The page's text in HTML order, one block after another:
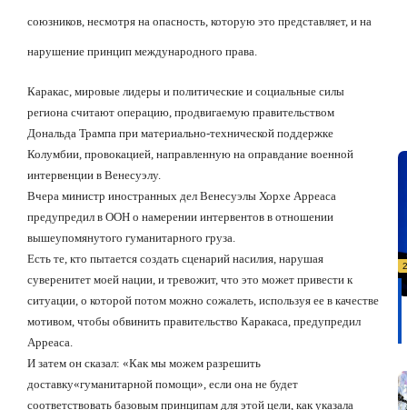
союзников, несмотря на опасность, которую это представляет, и на
нарушение принцип международного права.
Каракас, мировые лидеры и политические и социальные силы
региона считают операцию, продвигаемую правительством
Дональда Трампа при материально-технической поддержке
Колумбии, провокацией, направленную на оправдание военной
интервенции в Венесуэлу.
Вчера министр иностранных дел Венесуэлы Хорхе Арреаса
предупредил в ООН о намерении интервентов в отношении
вышеупомянутого гуманитарного груза.
Есть те, кто пытается создать сценарий насилия, нарушая
суверенитет моей нации, и тревожит, что это может привести к
ситуации, о которой потом можно сожалеть, используя ее в качестве
мотивом, чтобы обвинить правительство Каракаса, предупредил
Арреаса.
И затем он сказал: «Как мы можем разрешить
доставку«гуманитарной помощи», если она не будет
соответствовать базовым принципам для этой цели, как указала